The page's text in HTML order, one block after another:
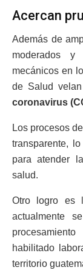
Acercan
Además de
moderados
mecánicos en
de Salud
coronavirus
Los procesos
transparente,
para atender
salud.
Otro logro es
actualmente
habilitado
territorio